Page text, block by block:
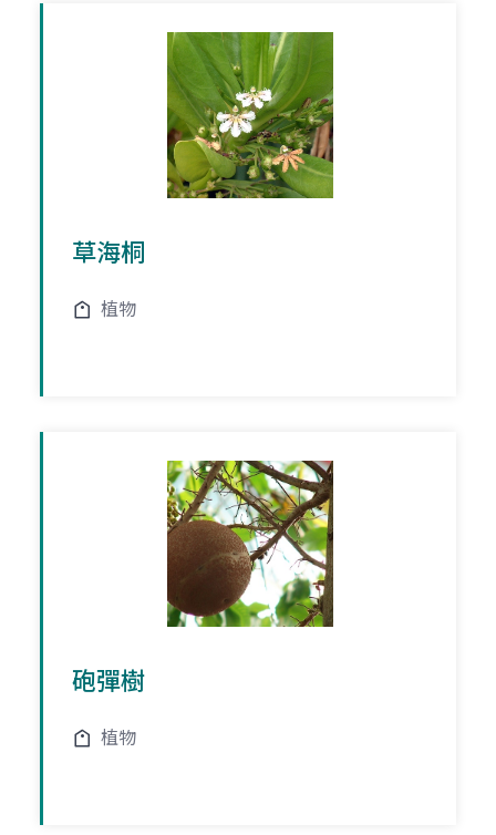
草海桐
植物
砲彈樹
植物